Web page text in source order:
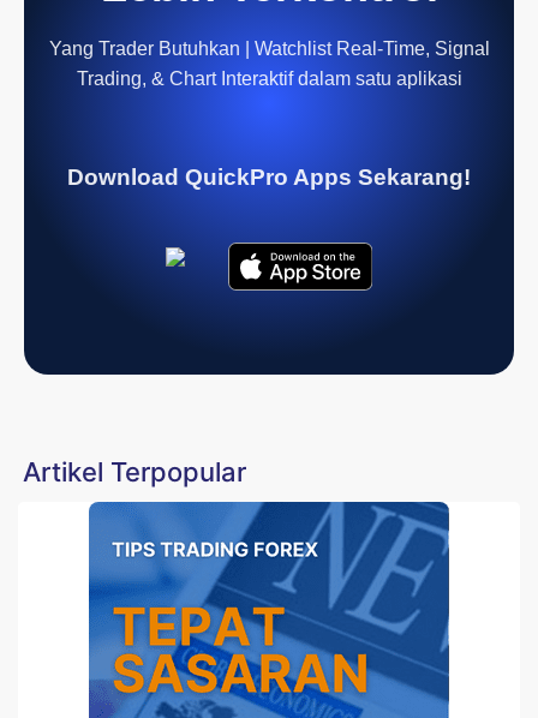
Yang Trader Butuhkan | Watchlist Real-Time, Signal
Trading, & Chart Interaktif dalam satu aplikasi
Download QuickPro Apps Sekarang!
Artikel Terpopular